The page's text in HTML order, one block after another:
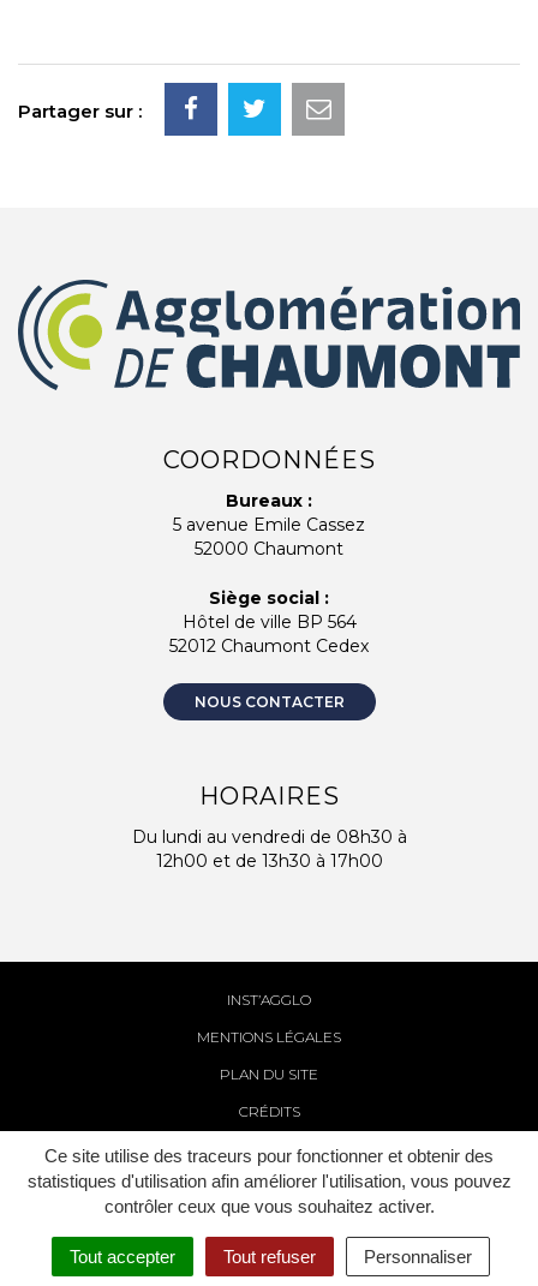
Ce site utilise des traceurs pour fonctionner et obtenir des
statistiques d'utilisation afin améliorer l'utilisation, vous pouvez
contrôler ceux que vous souhaitez activer.
Tout accepter Tout refuser Personnaliser
Partager sur :
COORDONNÉES
Bureaux :
5 avenue Emile Cassez
52000 Chaumont
Siège social :
Hôtel de ville BP 564
52012 Chaumont Cedex
NOUS CONTACTER
HORAIRES
Du lundi au vendredi de 08h30 à
12h00 et de 13h30 à 17h00
INST’AGGLO
MENTIONS LÉGALES
PLAN DU SITE
CRÉDITS